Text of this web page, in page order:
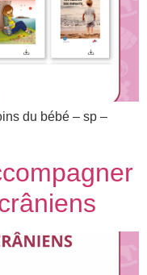
du bébé – sp –